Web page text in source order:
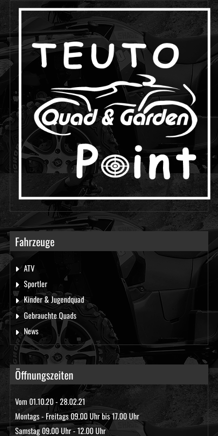
Fahrzeuge
ATV
Sportler
Kinder & Jugendquad
Gebrauchte Quads
News
Öffnungszeiten
Vom 01.10.20 - 28.02.21
Montags - Freitags 09.00 Uhr bis 17.00 Uhr
Samstag 09.00 Uhr - 12.00 Uhr